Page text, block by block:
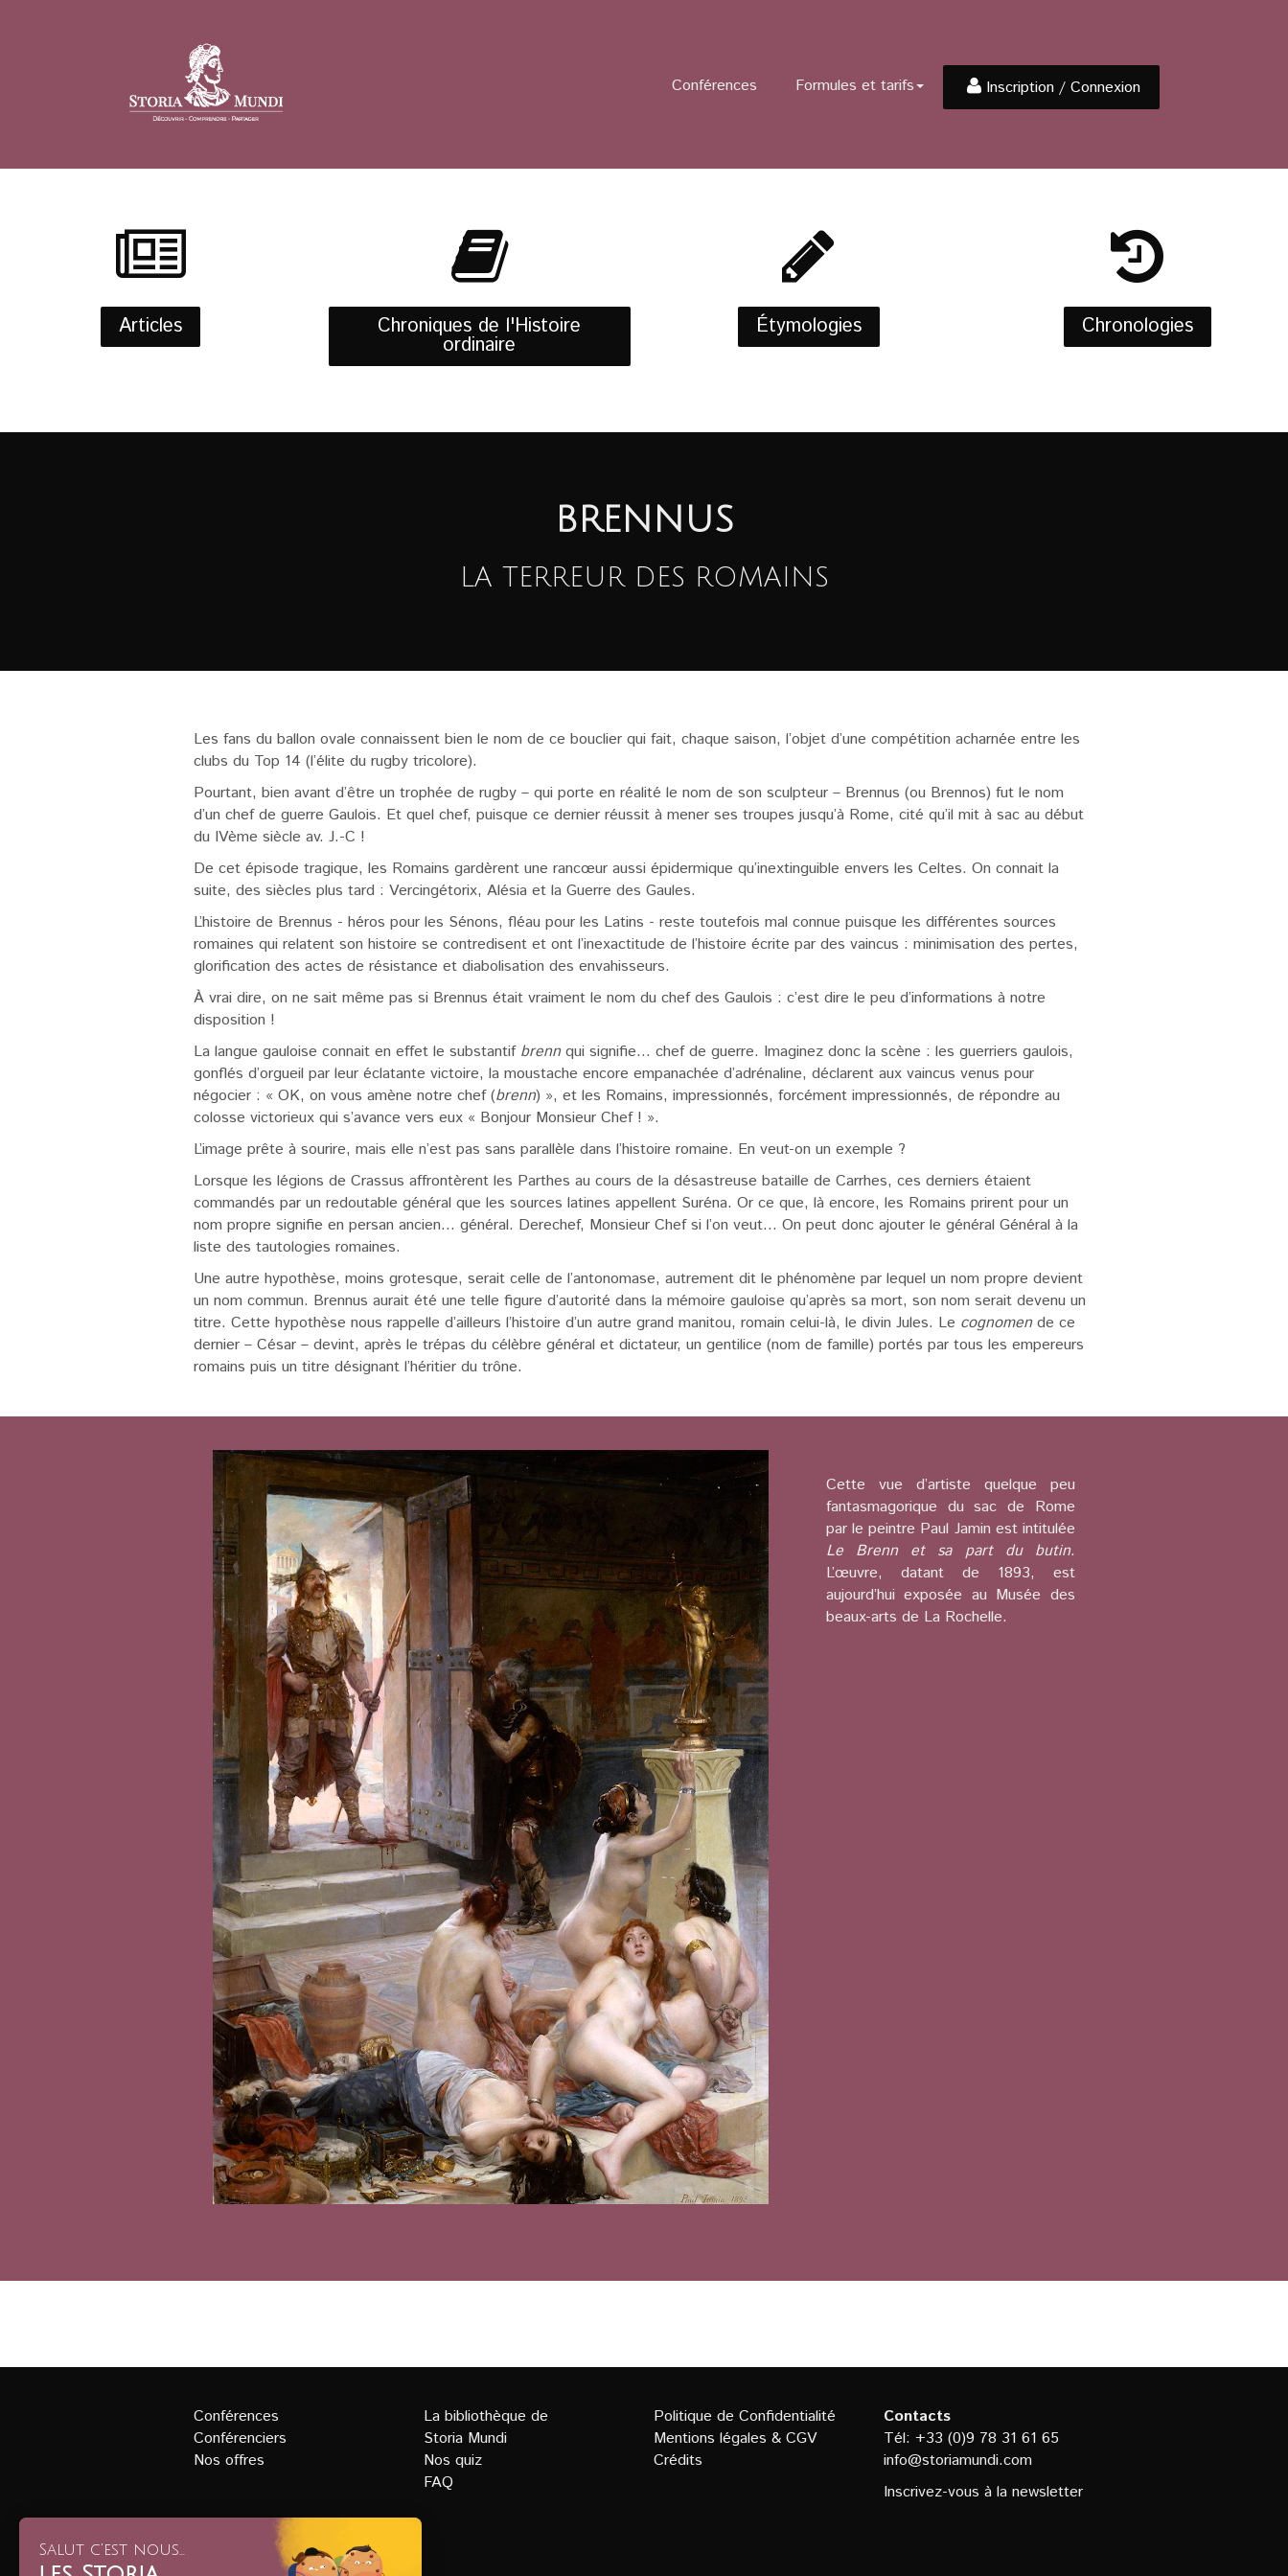
Conférences Formules et tarifs Inscription / Connexion
Articles Chroniques de l'Histoire
ordinaire
Étymologies Chronologies
BRENNUS
LA TERREUR DES ROMAINS
Les fans du ballon ovale connaissent bien le nom de ce bouclier qui fait, chaque saison, l’objet d’une compétition acharnée entre les
clubs du Top 14 (l’élite du rugby tricolore).
Pourtant, bien avant d’être un trophée de rugby – qui porte en réalité le nom de son sculpteur – Brennus (ou Brennos) fut le nom
d’un chef de guerre Gaulois. Et quel chef, puisque ce dernier réussit à mener ses troupes jusqu’à Rome, cité qu’il mit à sac au début
du IVème siècle av. J.-C !
De cet épisode tragique, les Romains gardèrent une rancœur aussi épidermique qu’inextinguible envers les Celtes. On connait la
suite, des siècles plus tard : Vercingétorix, Alésia et la Guerre des Gaules.
L’histoire de Brennus - héros pour les Sénons, fléau pour les Latins - reste toutefois mal connue puisque les différentes sources
romaines qui relatent son histoire se contredisent et ont l’inexactitude de l’histoire écrite par des vaincus : minimisation des pertes,
glorification des actes de résistance et diabolisation des envahisseurs.
À vrai dire, on ne sait même pas si Brennus était vraiment le nom du chef des Gaulois : c’est dire le peu d’informations à notre
disposition !
La langue gauloise connait en effet le substantif brennqui signifie… chef de guerre. Imaginez donc la scène : les guerriers gaulois,
gonflés d’orgueil par leur éclatante victoire, la moustache encore empanachée d’adrénaline, déclarent aux vaincus venus pour
négocier : « OK, on vous amène notre chef (brenn) », et les Romains, impressionnés, forcément impressionnés, de répondre au
colosse victorieux qui s’avance vers eux « Bonjour Monsieur Chef ! ».
L’image prête à sourire, mais elle n’est pas sans parallèle dans l’histoire romaine. En veut-on un exemple ?
Lorsque les légions de Crassus affrontèrent les Parthes au cours de la désastreuse bataille de Carrhes, ces derniers étaient
commandés par un redoutable général que les sources latines appellent Suréna. Or ce que, là encore, les Romains prirent pour un
nom propre signifie en persan ancien… général. Derechef, Monsieur Chef si l’on veut… On peut donc ajouter le général Général à la
liste des tautologies romaines.
Une autre hypothèse, moins grotesque, serait celle de l’antonomase, autrement dit le phénomène par lequel un nom propre devient
un nom commun. Brennus aurait été une telle figure d’autorité dans la mémoire gauloise qu’après sa mort, son nom serait devenu un
titre. Cette hypothèse nous rappelle d’ailleurs l’histoire d’un autre grand manitou, romain celui-là, le divin Jules. Le cognomende ce
dernier – César – devint, après le trépas du célèbre général et dictateur, un gentilice (nom de famille) portés par tous les empereurs
romains puis un titre désignant l’héritier du trône.
Cette vue d’artiste quelque peu
fantasmagorique du sac de Rome
par le peintre Paul Jamin est intitulée
Le Brenn et sa part du butin.
L’œuvre, datant de 1893, est
aujourd’hui exposée au Musée des
beaux-arts de La Rochelle.
Conférences
Conférenciers
Nos offres
La bibliothèque de
Storia Mundi
Nos quiz
FAQ
Politique de Confidentialité
Mentions légales & CGV
Crédits
Contacts
Tél: +33 (0)9 78 31 61 65
info@storiamundi.com
Inscrivez-vous à la newsletter